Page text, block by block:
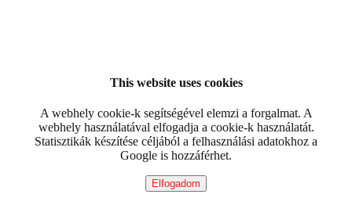
This website uses cookies
A webhely cookie-k segítségével elemzi a forgalmat. A
webhely használatával elfogadja a cookie-k használatát.
Statisztikák készítése céljából a felhasználási adatokhoz a
Google is hozzáférhet.
Elfogadom